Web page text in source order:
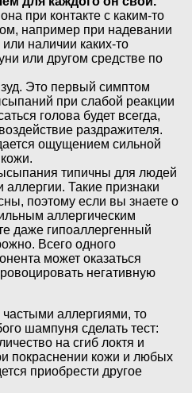
при контакте с каким-то
например при надевании
наличии каких-то
или другом средстве по
Это первый симптом
при слабой реакции
голова будет всегда,
раздражителя.
ощущением сильной
типичны для людей
Такие признаки
поэтому если вы знаете о
аллергическим
даже гипоаллергенный
Всего одного
может оказаться
негативную
аллергиями, то
шампуня сделать тест:
на сгиб локтя и
покраснении кожи и любых
приобрести другое